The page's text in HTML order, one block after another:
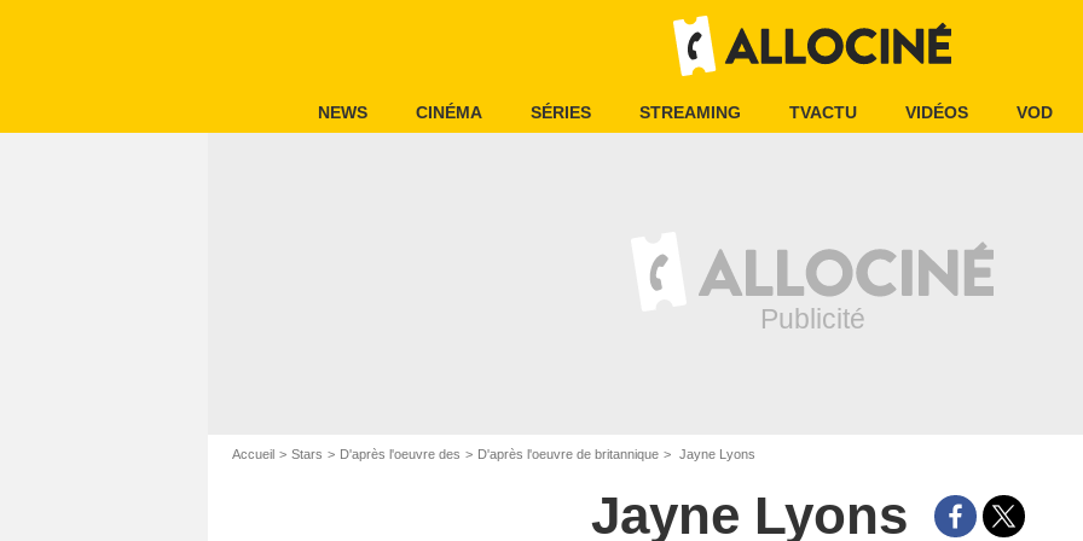
NEWS CINÉMA SÉRIES STREAMING TVACTU VIDÉOS VOD
Accueil Stars D'après l'oeuvre des D'après l'oeuvre de britannique Jayne Lyons
Jayne Lyons